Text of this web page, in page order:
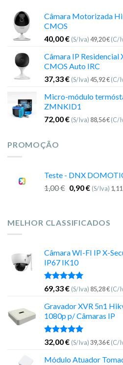
Câmara Motorizada
CMOS
40,00€ (S/Iva)49,20€(C/
Câmara IP
CMOS Auto IRC
37,33€ (S/Iva)45,92€(C/
Micro-módulo
ZMNKID1
72,00€ (S/Iva) 88,56€(C/
PROMOÇÃO
Teste - DNX
1,00€ 0,90€ (S/Iva) 1,11
MELHOR CLASSIFICADOS
Câmara WI-FI IP X-
IP67 IK10
Avaliação
5.00
de 5
69,33€ (S/Iva) 85,28€(C/
Gravador XVR 5n1
1080p p/ Câmaras IP
Avaliação
5.00
de 5
32,00€ (S/Iva)39,36€(C/
Módulo Atuador